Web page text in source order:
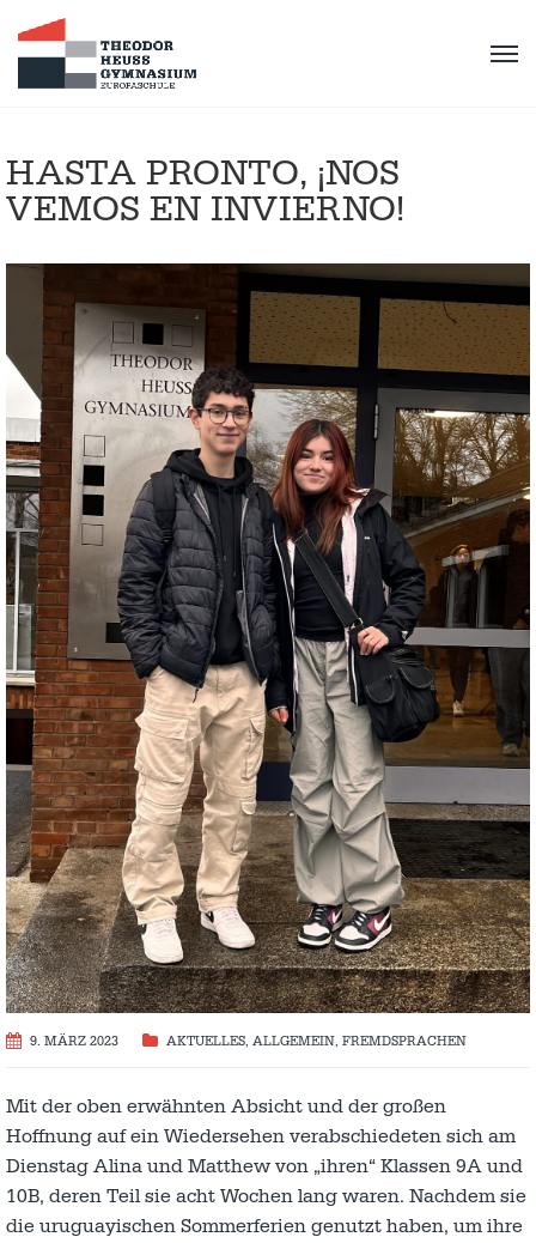
HASTA PRONTO, ¡NOS
VEMOS EN INVIERNO!
9. MÄRZ 2023 AKTUELLES, ALLGEMEIN, FREMDSPRACHEN
Mit der oben erwähnten Absicht und der großen
Hoffnung auf ein Wiedersehen verabschiedeten sich am
Dienstag Alina und Matthew von „ihren“ Klassen 9A und
10B, deren Teil sie acht Wochen lang waren. Nachdem sie
die uruguayischen Sommerferien genutzt haben, um ihre